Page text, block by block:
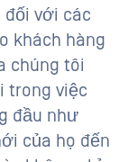
với các
khách hàng
chúng tôi
trong việc
đầu như
của họ đến